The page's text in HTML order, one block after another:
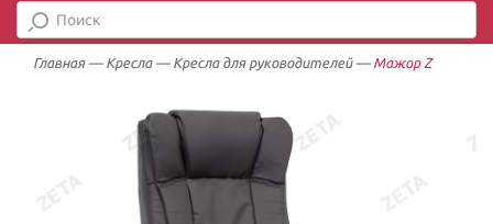
Главная— Кресла— Кресла для руководителей— Мажор Z